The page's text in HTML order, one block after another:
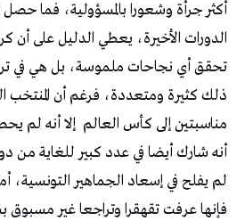
أكثر جرأة وشعورا بالمسؤولية، فما حصل
الدورات الأخيرة، يعطي الدليل على أن
تحقق أي نجاحات ملموسة، بل هي في
ذلك كثيرة ومتعددة، فرغم أن المنتخب
مناسبتين إلى كأس العالم إلا أنه لم
أنه شارك أيضا في عدد كبير للغاية من
لم يفلح في إسعاد الجماهير التونسية،
فإنها عرفت تقهقرا وتراجعا غير